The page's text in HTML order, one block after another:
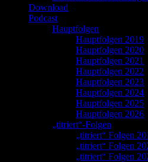
Download
Podcast
Hauptfolgen
Hauptfolgen 2019
Hauptfolgen 2020
Hauptfolgen 2021
Hauptfolgen 2022
Hauptfolgen 2023
Hauptfolgen 2024
Hauptfolgen 2025
Hauptfolgen 2026
„titriert“-Folgen
„titriert“ Folgen
„titriert“ Folgen
„titriert“ Folgen